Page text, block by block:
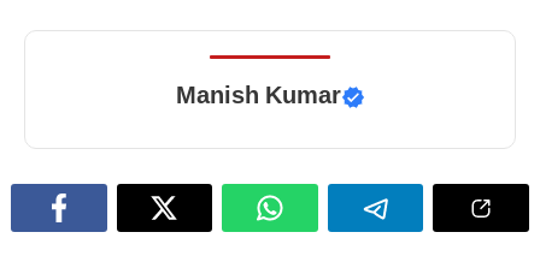
Manish Kumar